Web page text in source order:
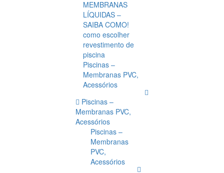
MEMBRANAS
LÍQUIDAS –
SAIBA COMO!
como escolher
revestimento de
piscina
Piscinas –
Membranas PVC,
Acessórios
Piscinas –
Membranas PVC,
Acessórios
Piscinas –
Membranas
PVC,
Acessórios